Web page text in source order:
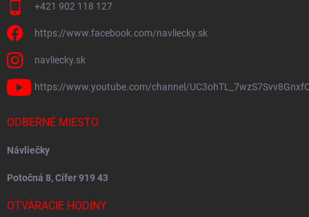
+421 902 118 127
https://www.facebook.com/navliecky.sk
navliecky.sk
https://www.youtube.com/channel/
ODBERNÉ MIESTO
Návliečky
Potočná 8, Cífer 919 43
OTVÁRACIE HODINY